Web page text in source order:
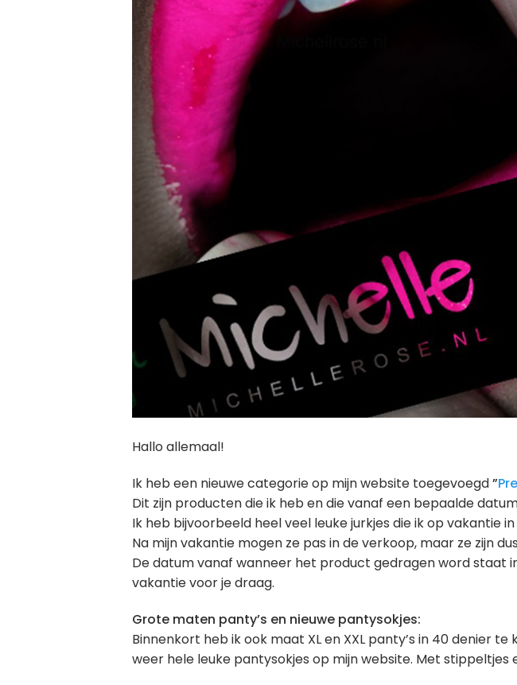
Hallo allemaal!
Ik heb een nieuwe categorie op mijn website toegevoegd”
Dit zijn producten die ik heb en die vanaf een bepaalde
Ik heb bijvoorbeeld heel veel leuke jurkjes die ik op vakantie
Na mijn vakantie mogen ze pas in de verkoop, maar ze zijn
De datum vanaf wanneer het product gedragen word staat
vakantie voor je draag.
Grote maten panty’s en nieuwe pantysokjes:
Binnenkort heb ik ook maat XL en XXL panty’s in 40 denier
weer hele leuke pantysokjes op mijn website. Met